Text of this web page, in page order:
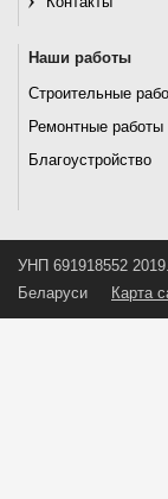
Наши работы
Строительные
Ремонтные работы
Благоустройство
УНП 691918552
Беларуси
Карта